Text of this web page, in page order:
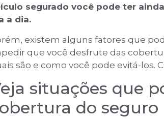
segurado você pode ter
a dia.
existem alguns fatores que
que você desfrute das
são e como você pode evitá-los.
situações que
do seguro